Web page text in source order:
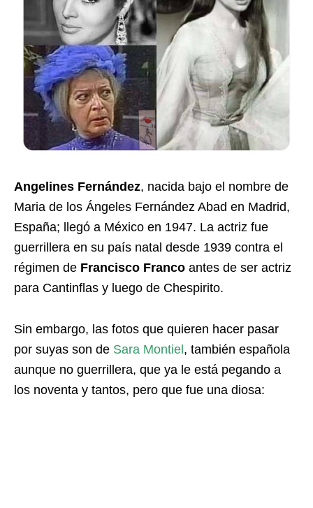
Angelines Fernández, nacida bajo el nombre de
Maria de los Ángeles Fernández Abad en Madrid,
España; llegó a México en 1947. La actriz fue
guerrillera en su país natal desde 1939 contra el
régimen de Francisco Franco antes de ser actriz
para Cantinflas y luego de Chespirito.
Sin embargo, las fotos que quieren hacer pasar
por suyas son de Sara Montiel , también española
aunque no guerrillera, que ya le está pegando a
los noventa y tantos, pero que fue una diosa: